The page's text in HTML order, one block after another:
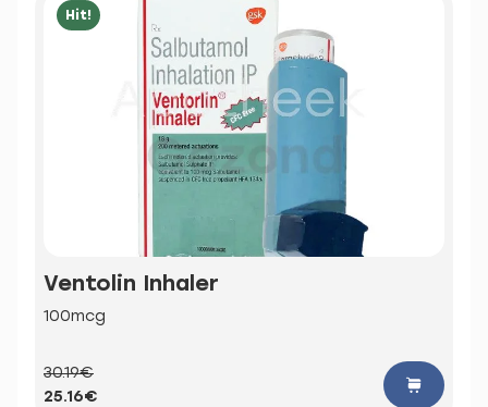
Hit!
Ventolin Inhaler
100mcg
30.19€
25.16€